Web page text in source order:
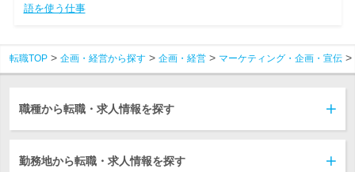
語を使う仕事
転職TOP 企画・経営から探す 企画・経営 マーケティング・企画・宣伝
職種から転職・求人情報を探す
勤務地から転職・求人情報を探す